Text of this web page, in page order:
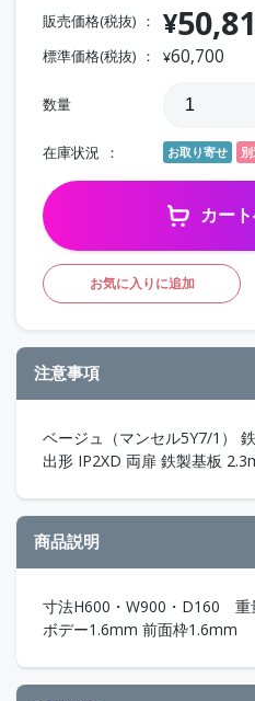
販売価格(税抜) ¥
標準価格(税抜) ¥60,700
数量
在庫状況 お取り寄せ
カー
お気に入りに追加
注意事項
ベージュ（マンセル5Y7/1）
出形 IP2XD 両扉 鉄製基板
商品説明
寸法H600・W900・D160
ボデー1.6mm 前面枠1.6mm